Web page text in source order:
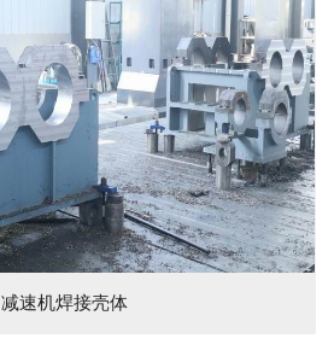
减速机焊接壳体